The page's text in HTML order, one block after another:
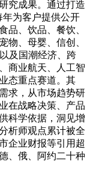
究成果。通过打造
年为客户提供公开
品、饮品、餐饮、
物、母婴、信创、
及国潮经济、跨
商业航天、人工智
态重点赛道。其
求，从市场趋势研
在战略决策、产品
科学依据，洞见增
析师观点累计被全
企业财报等引用超
、俄、阿约二十种